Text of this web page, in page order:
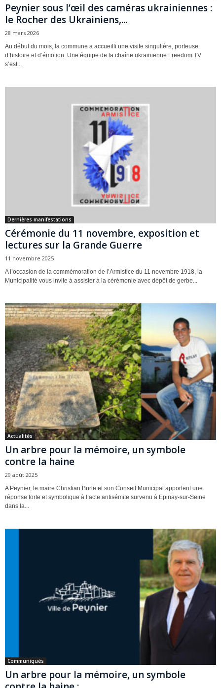
Peynier sous l’œil des caméras ukrainiennes :
le Rocher des Ukrainiens,...
28 mars 2026
Au début du mois, la commune a accueilli une visite singulière, porteuse
d’histoire et d’émotion. Une équipe de la chaîne ukrainienne Freedom TV
s’est...
Dernières manifestations
Cérémonie du 11 novembre, exposition et
lectures sur la Grande Guerre
11 novembre 2025
A l’occasion de la commémoration de l’Armistice du 11 novembre 1918, la
Municipalité vous invite à assister à la cérémonie avec dépôt de gerbe...
Actualités
Un arbre pour la mémoire, un symbole
contre la haine
29 août 2025
A Peynier, le maire Christian Burle et son Conseil Municipal apportent une
réponse forte et symbolique à l’acte antisémite survenu à Epinay-sur-Seine
dans la...
Communiqués
Un arbre pour la mémoire, un symbole